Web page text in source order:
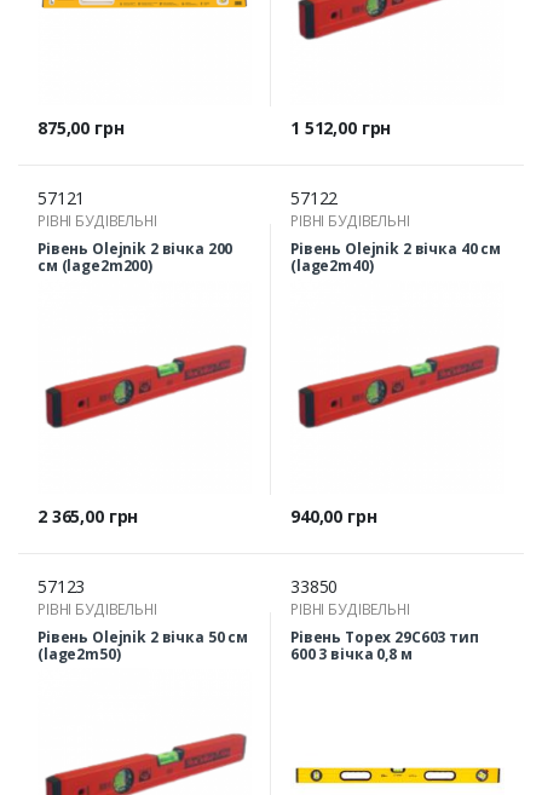
Ціна
875,00 грн Ціна
1 512,00 грн
57121
РІВНІ БУДІВЕЛЬНІ
Рівень Olejnik 2 вічка 200
см (lage2m200)
Ціна
2 365,00 грн
57122
РІВНІ БУДІВЕЛЬНІ
Рівень Olejnik 2 вічка 40 см
(lage2m40)
Ціна
940,00 грн
57123
РІВНІ БУДІВЕЛЬНІ
Рівень Olejnik 2 вічка 50 см
(lage2m50)
33850
РІВНІ БУДІВЕЛЬНІ
Рівень Topex 29C603 тип
600 3 вічка 0,8 м